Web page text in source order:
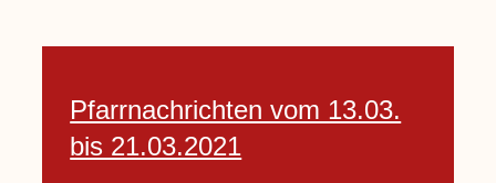
Pfarrnachrichten vom 13.03.
bis 21.03.2021